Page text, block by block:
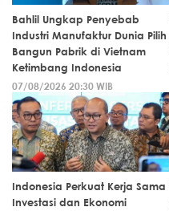
Bahlil Ungkap Penyebab
Industri Manufaktur Dunia Pilih
Bangun Pabrik di Vietnam
Ketimbang Indonesia
07/08/2026 20:30 WIB
Indonesia Perkuat Kerja Sama
Investasi dan Ekonomi